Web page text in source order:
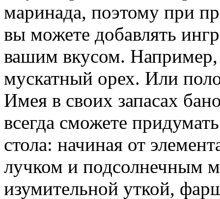
маринада, поэтому при
вы можете добавлять
вашим вкусом.
мускатный орех. Или
Имея в своих запасах
всегда сможете
стола: начиная от
лучком и подсолнечным
изумительной уткой,